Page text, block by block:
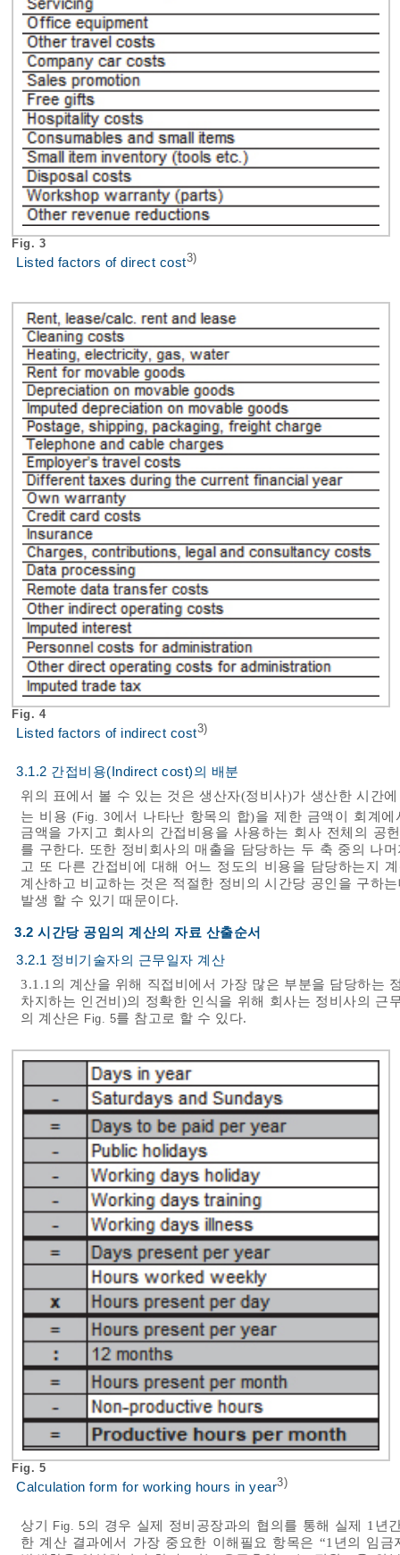
Fig. 3
Listed factors of direct cost3)
Fig. 4
Listed factors of indirect cost3)
3.1.2 간접비용(Indirect cost)의 배분
위의 표에서 볼 수 있는 것은 생산자(정비사)가 생산한 시간
는 비용 (Fig. 3에서 나타난 항목의 합)을 제한 금액이 회계
금액을 가지고 회사의 간접비용을 사용하는 회사 전체의 공
를 구한다. 또한 정비회사의 매출을 담당하는 두 축 중의 나
고 또 다른 간접비에 대해 어느 정도의 비용을 담당하는지
계산하고 비교하는 것은 적절한 정비의 시간당 공인을 구하
발생 할 수 있기 때문이다.
3.2 시간당 공임의 계산의 자료 산출순서
3.2.1 정비기술자의 근무일자 계산
3.1.1의 계산을 위해 직접비에서 가장 많은 부분을 담당하는
차지하는 인건비)의 정확한 인식을 위해 회사는 정비사의
의 계산은 Fig. 5를 참고로 할 수 있다.
Fig. 5
Calculation form for working hours in year3)
상기 Fig. 5의 경우 실제 정비공장과의 협의를 통해 실제 1년
한 계산 결과에서 가장 중요한 이해필요 항목은 “1년의 임